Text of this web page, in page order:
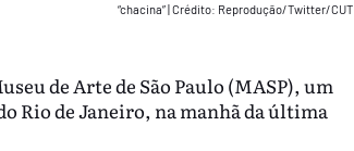
“chacina”|Crédito: Reprodução/Twitter/CUT
de Arte de São Paulo (MASP), um
Rio de Janeiro, na manhã da última